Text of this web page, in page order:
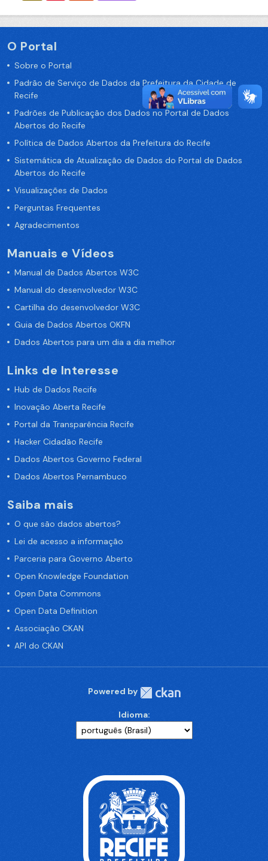
O Portal
Sobre o Portal
Padrão de Serviço de Dados da Prefeitura da Cidade de
Recife
Padrões de Publicação dos Dados no Portal de Dados
Abertos do Recife
Política de Dados Abertos da Prefeitura do Recife
Sistemática de Atualização de Dados do Portal de Dados
Abertos do Recife
Visualizações de Dados
Perguntas Frequentes
Agradecimentos
Manuais e Vídeos
Manual de Dados Abertos W3C
Manual do desenvolvedor W3C
Cartilha do desenvolvedor W3C
Guia de Dados Abertos OKFN
Dados Abertos para um dia a dia melhor
Links de Interesse
Hub de Dados Recife
Inovação Aberta Recife
Portal da Transparência Recife
Hacker Cidadão Recife
Dados Abertos Governo Federal
Dados Abertos Pernambuco
Saiba mais
O que são dados abertos?
Lei de acesso a informação
Parceria para Governo Aberto
Open Knowledge Foundation
Open Data Commons
Open Data Definition
Associação CKAN
API do CKAN
Powered by
Idioma